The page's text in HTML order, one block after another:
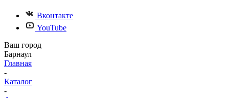
Вконтакте
YouTube
Ваш город
Барнаул
Главная
-
Каталог
-